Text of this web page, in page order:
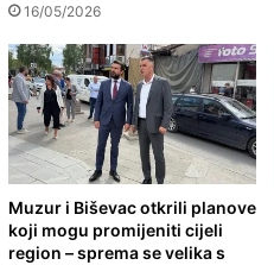
16/05/2026
Muzur i Biševac otkrili planove
koji mogu promijeniti cijeli
region – sprema se velika s